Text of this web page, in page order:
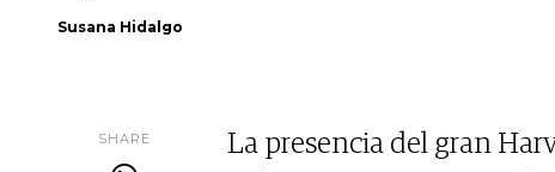
Susana Hidalgo
SHARE
La presencia del gran